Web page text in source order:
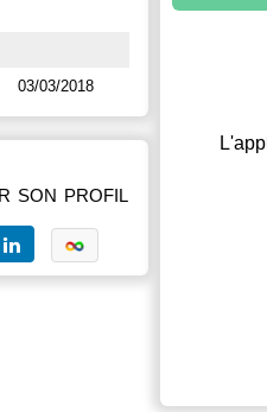
03/03/2018
son profil